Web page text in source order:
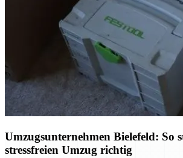
Umzugsunternehmen Bielefeld: So
stressfreien Umzug richtig